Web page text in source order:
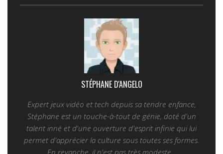
STÉPHANE D'ANGELO
Expert jeux vidéo et tech depuis sa tendre enfance,
Stéphane est un touche-à-tout de génie, doté d'un
talent inné et d'une ouverture d'esprit infinie qui lui
permet d'apprécier la culture sous toutes ses formes.